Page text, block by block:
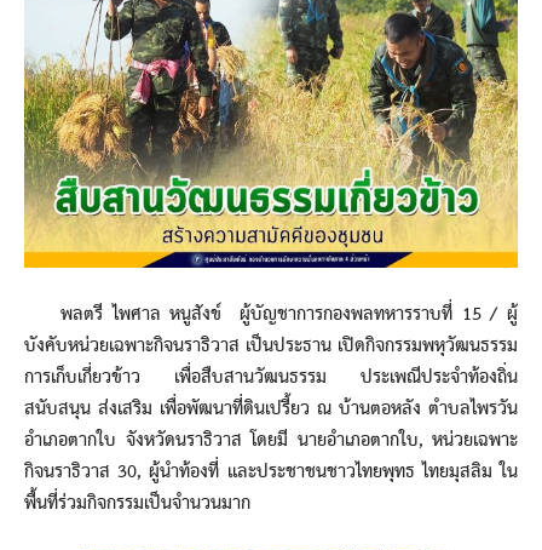
พลตรี ไพศาล หนูสังข์ ผู้บัญชาการกองพลทหารราบที่ 15 / ผู้
บังคับหน่วยเฉพาะกิจนราธิวาส เป็นประธาน เปิดกิจกรรมพหุวัฒนธรรม
การเก็บเกี่ยวข้าว เพื่อสืบสานวัฒนธรรม ประเพณีประจำท้องถิ่น
สนับสนุน ส่งเสริม เพื่อพัฒนาที่ดินเปรี้ยว ณ บ้านตอหลัง ตำบลไพรวัน
อำเภอตากใบ จังหวัดนราธิวาส โดยมี นายอำเภอตากใบ, หน่วยเฉพาะ
กิจนราธิวาส 30, ผู้นำท้องที่ และประชาชนชาวไทยพุทธ ไทยมุสลิม ใน
พื้นที่ร่วมกิจกรรมเป็นจำนวนมาก